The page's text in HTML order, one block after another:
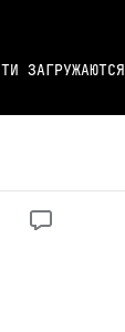
ЗАГРУЖАЮТСЯ